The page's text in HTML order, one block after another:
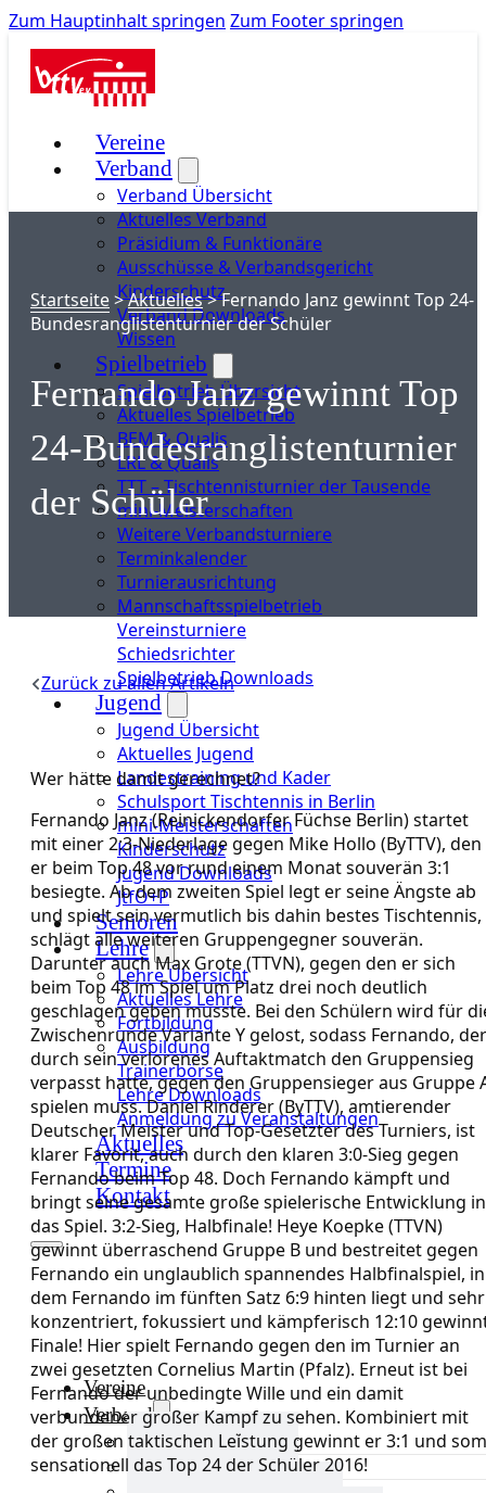
Zum Hauptinhalt springen Zum Footer springen
Vereine
Verband
Verband Übersicht
Aktuelles Verband
Präsidium & Funktionäre
Ausschüsse & Verbandsgericht
Kinderschutz
Verband Downloads
Wissen
Spielbetrieb
Spielbetrieb Übersicht
Aktuelles Spielbetrieb
BEM & Qualis
LRL & Qualis
TTT – Tischtennisturnier der Tausende
mini-Meisterschaften
Weitere Verbandsturniere
Terminkalender
Turnierausrichtung
Mannschaftsspielbetrieb
Vereinsturniere
Schiedsrichter
Spielbetrieb Downloads
Jugend
Jugend Übersicht
Aktuelles Jugend
Landestraining und Kader
Schulsport Tischtennis in Berlin
mini-Meisterschaften
Kinderschutz
Jugend Downloads
JtfO+P
Senioren
Lehre
Lehre Übersicht
Aktuelles Lehre
Fortbildung
Ausbildung
Trainerbörse
Lehre Downloads
Anmeldung zu Veranstaltungen
Aktuelles
Termine
Kontakt
Vereine
Verband
Verband Übersicht
Aktuelles Verband
Startseite>Aktuelles>Fernando Janz gewinnt Top 24-
Bundesranglistenturnier der Schüler
Fernando Janz gewinnt Top
24-Bundesranglistenturnier
der Schüler
Zurück zu allen Artikeln
Wer hätte damit gerechnet?
Fernando Janz (Reinickendorfer Füchse Berlin) startet
mit einer 2:3-Niederlage gegen Mike Hollo (ByTTV), den
er beim Top 48 vor rund einem Monat souverän 3:1
besiegte. Ab dem zweiten Spiel legt er seine Ängste ab
und spielt sein vermutlich bis dahin bestes Tischtennis,
schlägt alle weiteren Gruppengegner souverän.
Darunter auch Max Grote (TTVN), gegen den er sich
beim Top 48 im Spiel um Platz drei noch deutlich
geschlagen geben musste. Bei den Schülern wird für
Zwischenrunde Variante Y gelost, sodass Fernando, der
durch sein verlorenes Auftaktmatch den Gruppensieg
verpasst hatte, gegen den Gruppensieger aus Gruppe
spielen muss. Daniel Rinderer (ByTTV), amtierender
Deutscher Meister und Top-Gesetzter des Turniers, ist
klarer Favorit, auch durch den klaren 3:0-Sieg gegen
Fernando beim Top 48. Doch Fernando kämpft und
bringt seine gesamte große spielerische Entwicklung in
das Spiel. 3:2-Sieg, Halbfinale! Heye Koepke (TTVN)
gewinnt überraschend Gruppe B und bestreitet gegen
Fernando ein unglaublich spannendes Halbfinalspiel, in
dem Fernando im fünften Satz 6:9 hinten liegt und sehr
konzentriert, fokussiert und kämpferisch 12:10
Finale! Hier spielt Fernando gegen den im Turnier an
zwei gesetzten Cornelius Martin (Pfalz). Erneut ist bei
Fernando der unbedingte Wille und ein damit
verbundener großer Kampf zu sehen. Kombiniert mit
der großen taktischen Leistung gewinnt er 3:1 und
sensationell das Top 24 der Schüler 2016!